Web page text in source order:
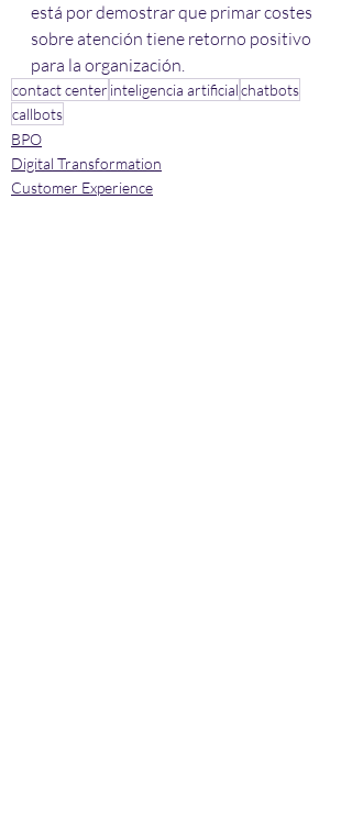
está por demostrar que primar costes
sobre atención tiene retorno positivo
para la organización.
contact center inteligencia artificialchatbots
callbots
BPO
Digital Transformation
Customer Experience